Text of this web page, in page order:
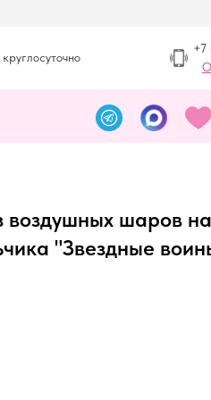
+7
воздушных шаров
"Звездные